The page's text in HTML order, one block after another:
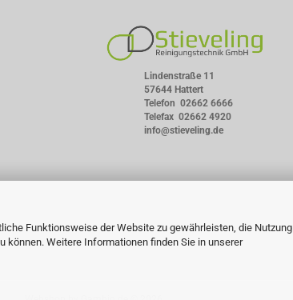
Funktionsweise der Website zu gewährleisten, die Nutzung
können. Weitere Informationen finden Sie in unserer
Lindenstraße 11
57644 Hattert
Telefon 02662 6666
Telefax 02662 4920
info@stieveling.de